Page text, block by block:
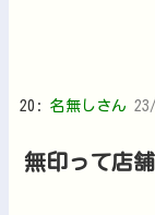
20: 名無しさん
無印って店